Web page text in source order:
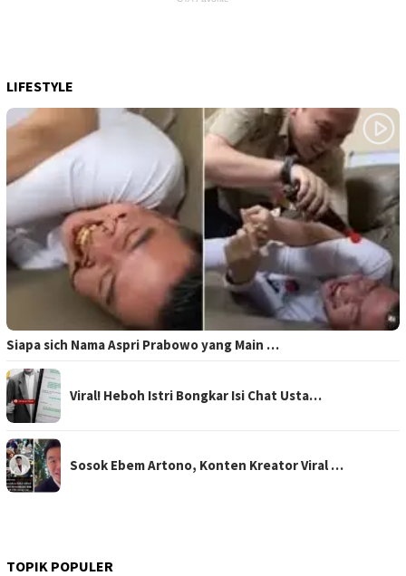
LIFESTYLE
Siapa sich Nama Aspri Prabowo yang Main …
Viral! Heboh Istri Bongkar Isi Chat Usta…
Sosok Ebem Artono, Konten Kreator Viral …
TOPIK POPULER